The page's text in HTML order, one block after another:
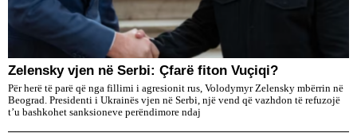
Zelensky vjen në Serbi: Çfarë fiton Vuçiqi?
Për herë të parë që nga fillimi i agresionit rus, Volodymyr Zelensky mbërrin në
Beograd. Presidenti i Ukrainës vjen në Serbi, një vend që vazhdon të refuzojë
t’u bashkohet sanksioneve perëndimore ndaj